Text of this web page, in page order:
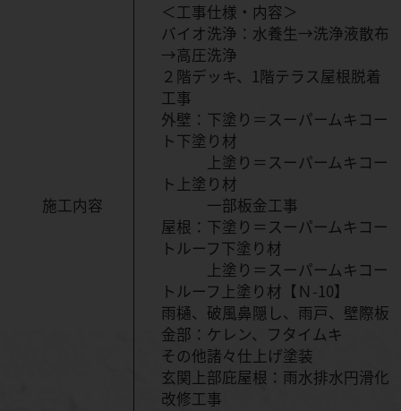
施工内容
＜工事仕様・内容＞
バイオ洗浄：水養生→洗浄液散布
→高圧洗浄
２階デッキ、1階テラス屋根脱着
工事
外壁：下塗り＝スーパームキコー
ト下塗り材
上塗り＝スーパームキコー
ト上塗り材
一部板金工事
屋根：下塗り＝スーパームキコー
トルーフ下塗り材
上塗り＝スーパームキコー
トルーフ上塗り材【Ｎ-10】
雨樋、破風鼻隠し、雨戸、壁際板
金部：ケレン、フタイムキ
その他諸々仕上げ塗装
玄関上部庇屋根：雨水排水円滑化
改修工事